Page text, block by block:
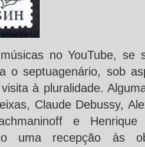
no YouTube, se
o septuagenário, sob
à pluralidade.
Claude Debussy,
e
uma recepção às